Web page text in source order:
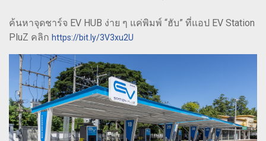
ค้นหาจุดชาร์จ EV HUB ง่าย ๆ แค่พิมพ์ “ฮับ” ที่แอป EV Station
PluZ คลิก https://bit.ly/3V3xu2U